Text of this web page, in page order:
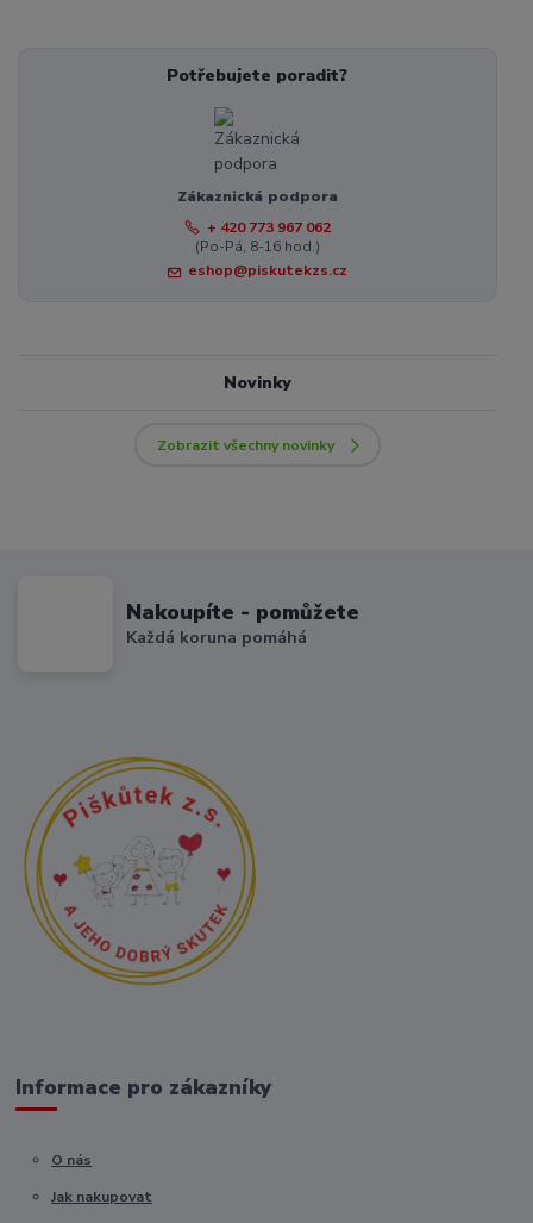
Potřebujete poradit?
Zákaznická podpora
+ 420 773 967 062
(Po-Pá, 8-16 hod.)
eshop@piskutekzs.cz
Novinky
Zobrazit všechny novinky
Nakoupíte - pomůžete
Každá koruna pomáhá
Informace pro zákazníky
O nás
Jak nakupovat